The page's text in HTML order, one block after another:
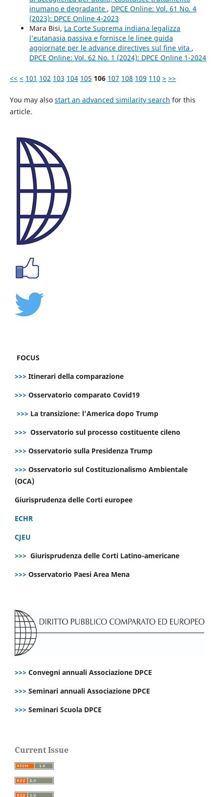
inumano e degradante , DPCE Online: Vol. 61 No. 4
(2023): DPCE Online 4-2023
Mara Bisi, La Corte Suprema indiana legalizza
l’eutanasia passiva e fornisce le linee guida
aggiornate per le advance directives sul fine vita ,
DPCE Online: Vol. 62 No. 1 (2024): DPCE Online 1-2024
<< < 101 102 103 104 105 106 107 108 109 110 > >>
You may also start an advanced similarity search for this
article.
FOCUS
>>> Itinerari della comparazione
>>> Osservatorio comparato Covid19
>>> La transizione: l’America dopo Trump
>>> Osservatorio sul processo costituente cileno
>>> Osservatorio sulla Presidenza Trump
>>> Osservatorio sul Costituzionalismo Ambientale
(OCA)
Giurisprudenza delle Corti europee
ECHR
CJEU
>>> Giurisprudenza delle Corti Latino-americane
>>> Osservatorio Paesi Area Mena
>>> Convegni annuali Associazione DPCE
>>> Seminari annuali Associazione DPCE
>>> Seminari Scuola DPCE
Current Issue